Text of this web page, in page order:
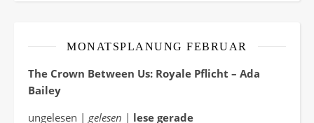
MONATSPLANUNG FEBRUAR
The Crown Between Us: Royale Pflicht – Ada
Bailey
ungelesen | gelesen | lese gerade